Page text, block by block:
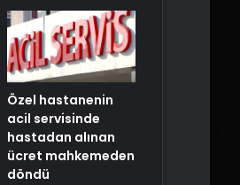
Özel hastanenin
acil servisinde
hastadan alınan
ücret mahkemeden
döndü